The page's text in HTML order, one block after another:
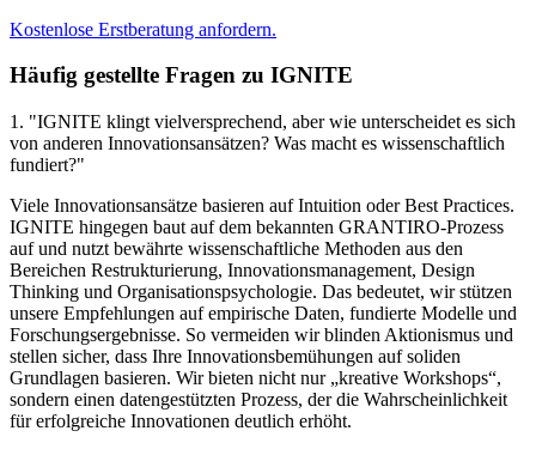
Kostenlose Erstberatung anfordern.
Häufig gestellte Fragen zu IGNITE
1. "IGNITE klingt vielversprechend, aber wie unterscheidet es sich
von anderen Innovationsansätzen? Was macht es wissenschaftlich
fundiert?"
Viele Innovationsansätze basieren auf Intuition oder Best Practices.
IGNITE hingegen baut auf dem bekannten GRANTIRO-Prozess
auf und nutzt bewährte wissenschaftliche Methoden aus den
Bereichen Restrukturierung, Innovationsmanagement, Design
Thinking und Organisationspsychologie. Das bedeutet, wir stützen
unsere Empfehlungen auf empirische Daten, fundierte Modelle und
Forschungsergebnisse. So vermeiden wir blinden Aktionismus und
stellen sicher, dass Ihre Innovationsbemühungen auf soliden
Grundlagen basieren. Wir bieten nicht nur „kreative Workshops“,
sondern einen datengestützten Prozess, der die Wahrscheinlichkeit
für erfolgreiche Innovationen deutlich erhöht.